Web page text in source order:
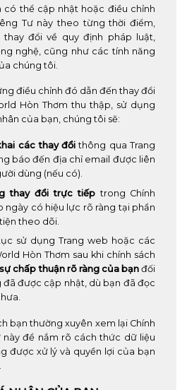
có thể cập nhật hoặc điều chỉnh
Tư này theo từng thời điểm,
đổi về quy định pháp luật,
nghệ, cũng như các tính năng
chúng tôi.
điều chỉnh đó dẫn đến thay đổi
Hòn Thơm thu thập, sử dụng
của bạn, chúng tôi sẽ:
các thay đổi thông qua Trang
báo đến địa chỉ email được liên
dùng (nếu có).
thay đổi trực tiếp trong Chính
ngày có hiệu lực rõ ràng tại phần
theo dõi.
sử dụng Trang web hoặc các
Hòn Thơm sau khi chính sách
sự chấp thuận rõ ràng của bạnđối
đã được cập nhật, dù bạn đã đọc
bạn thường xuyên xem lại Chính
này để nắm rõ cách thức dữ liệu
được xử lý và quyền lợi của bạn